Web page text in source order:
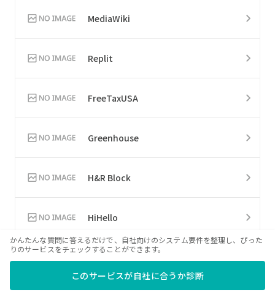
MediaWiki
Replit
FreeTaxUSA
Greenhouse
H&R Block
HiHello
MadCap Flare
かんたんな質問に答えるだけで、自社向けのシステム要件を整理し、ぴった
りのサービスをチェックすることができます。
このサービスが自社に合うか診断